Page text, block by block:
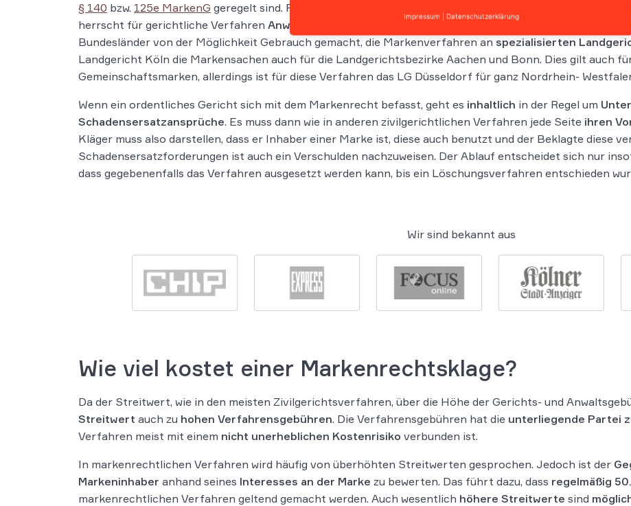
§ 140 bzw. 125e MarkenG geregelt sind. Für alle markenrechtlichen Verfahren sind ausschließlich die
herrscht für gerichtliche Verfahren Anwaltszwang
. Sie müssen sich daher von einem Anwalt vertreten
Bundesländer von der Möglichkeit Gebrauch gemacht, die Markenverfahren an spezialisierten
Landgericht Köln die Markensachen auch für die Landgerichtsbezirke Aachen und Bonn. Dies gilt auch
Gemeinschaftsmarken, allerdings ist für diese Verfahren das LG Düsseldorf für ganz Nordrhein-
Wenn ein ordentliches Gericht sich mit dem Markenrecht befasst, geht es inhaltlich in der Regel um
Schadensersatzansprüche. Es muss dann wie in anderen zivilgerichtlichen Verfahren jede Seite ihren
Kläger muss also darstellen, dass er Inhaber einer Marke ist, diese auch benutzt und der Beklagte diese
Schadensersatzforderungen ist auch ein Verschulden nachzuweisen. Der Ablauf entscheidet sich nur
dass gegebenenfalls das Verfahren ausgesetzt werden kann, bis ein Löschungsverfahren entschieden
Wir sind bekannt aus
Wie viel kostet einer Markenrechtsklage?
Da der Streitwert, wie in den meisten Zivilgerichtsverfahren, über die Höhe der Gerichts- und
Streitwert auch zu hohen Verfahrensgebühren. Die Verfahrensgebühren hat die unterliegende Partei
Verfahren meist mit einem nicht unerheblichen Kostenrisiko verbunden ist.
In markenrechtlichen Verfahren wird häufig von überhöhten Streitwerten gesprochen. Jedoch ist der
Markeninhaber anhand seines Interesses an der Marke zu bewerten. Das führt dazu, dass regelmäßig
markenrechtlichen Verfahren geltend gemacht werden. Auch wesentlich höhere Streitwerte sind
Impressum Datenschutzerklärung